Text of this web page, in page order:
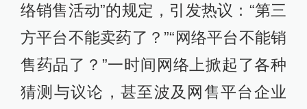
络销售活动”的规定，引发热议：“第三
方平台不能卖药了？”“网络平台不能销
售药品了？”一时间网络上掀起了各种
猜测与议论，甚至波及网售平台企业